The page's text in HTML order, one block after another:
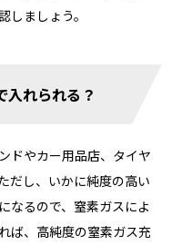
ましょう。
入れられる？
ドやカー用品店、タイヤ
だし、いかに純度の高い
なるので、窒素ガスによ
ば、高純度の窒素ガス充